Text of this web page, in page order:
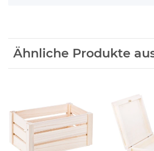
Ähnliche Produkte